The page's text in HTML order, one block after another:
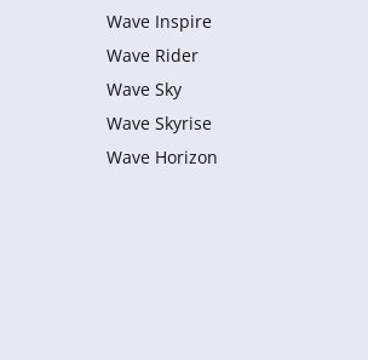
Wave Inspire
Wave Rider
Wave Sky
Wave Skyrise
Wave Horizon